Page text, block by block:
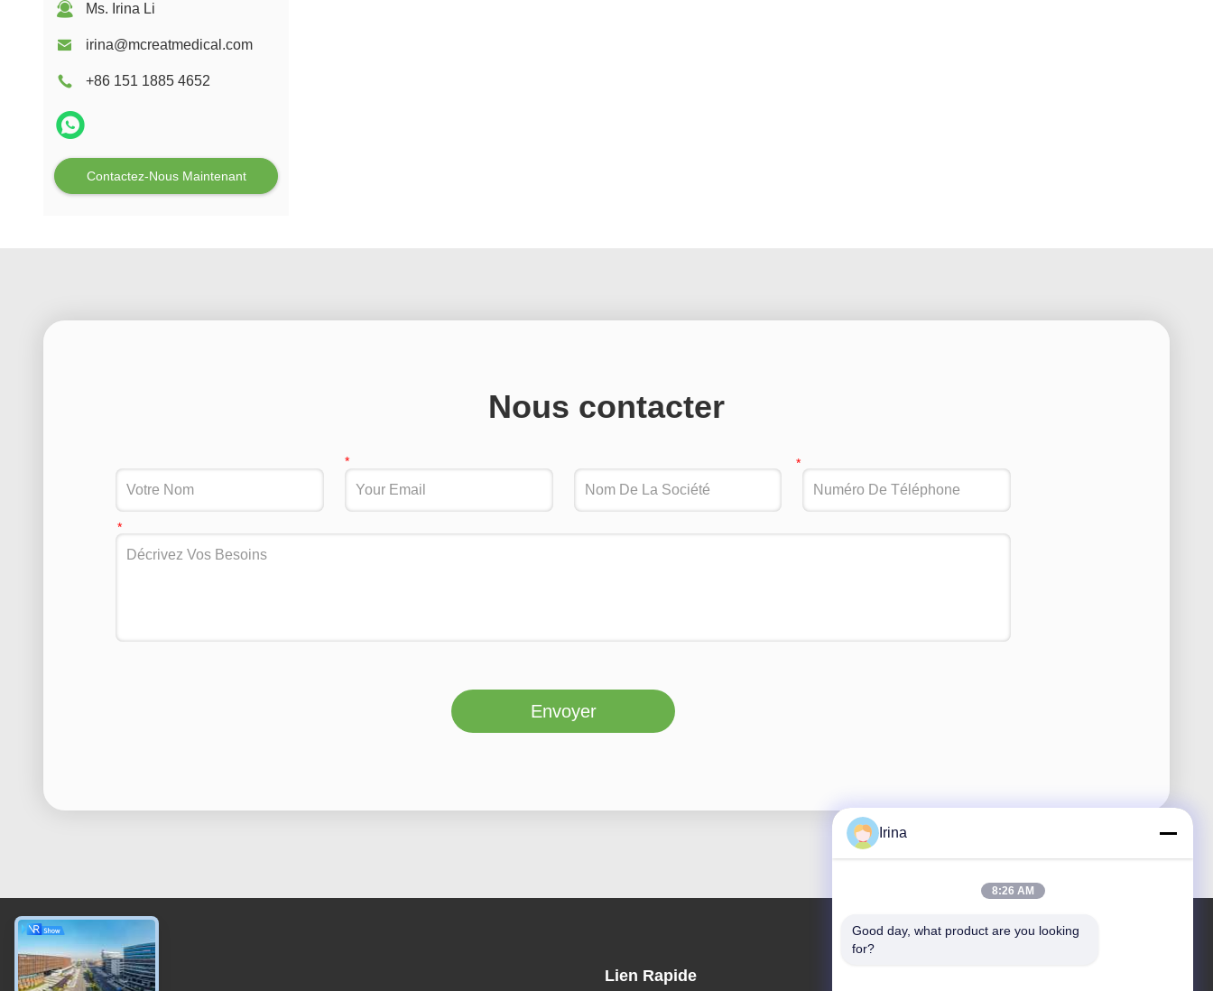
Ms. Irina Li
irina@mcreatmedical.com
+86 151 1885 4652
Contactez-Nous Maintenant
Nous contacter
Envoyer
Nous contacter Lien Rapide
Irina
8:26 AM
Good day, what product are you looking
for?